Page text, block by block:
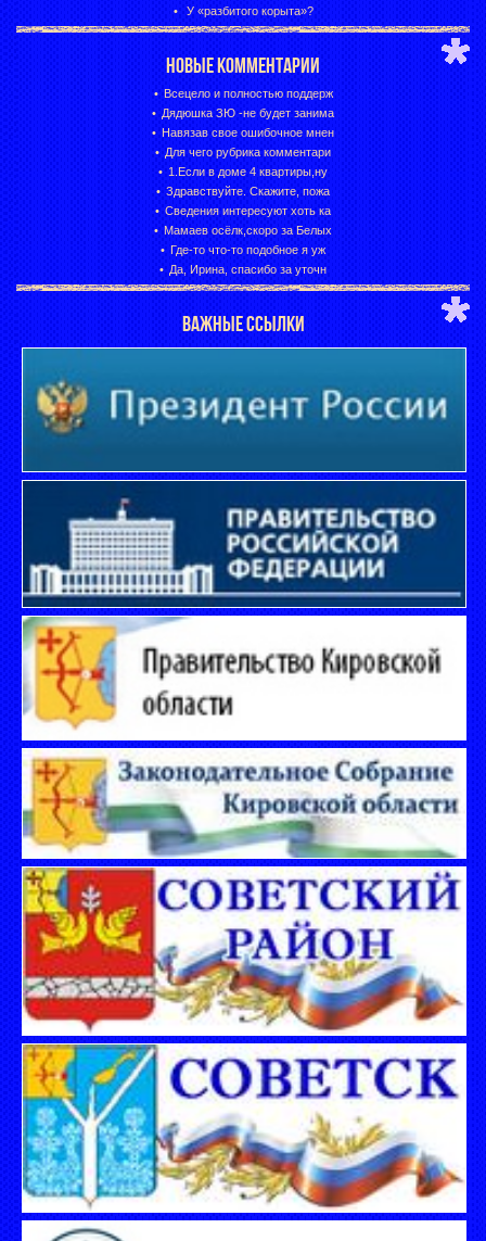
У «разбитого корыта»?
НОВЫЕ КОММЕНТАРИИ
Всецело и полностью поддерж
Дядюшка ЗЮ -не будет занима
Навязав свое ошибочное мнен
Для чего рубрика комментари
1.Если в доме 4 квартиры,ну
Здравствуйте. Скажите, пожа
Сведения интересуют хоть ка
Мамаев осёлк,скоро за Белых
Где-то что-то подобное я уж
Да, Ирина, спасибо за уточн
ВАЖНЫЕ ССЫЛКИ